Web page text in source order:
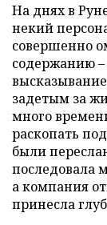
На днях в
некий
совершенно
содержанию
задетым за
много
раскопать
были
последовала
а компания
принесла